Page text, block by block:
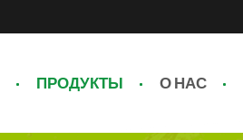
ПРОДУКТЫ О НАС